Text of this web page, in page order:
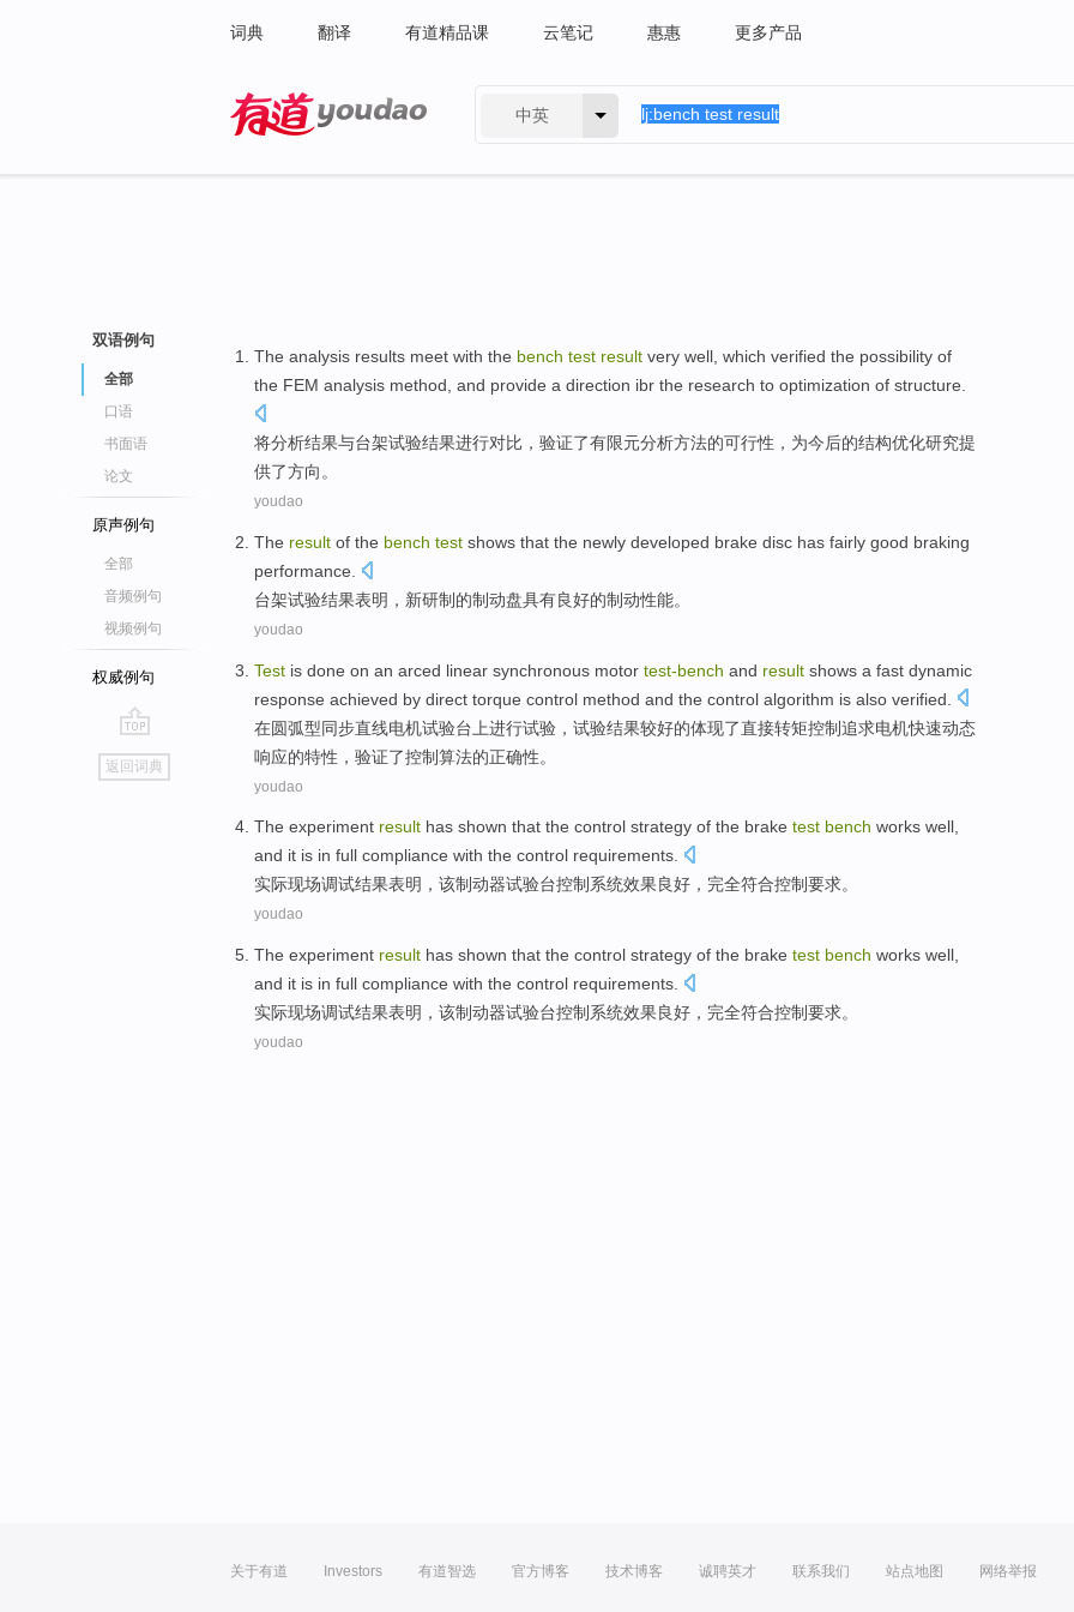
词典 翻译 有道精品课 云笔记 惠惠 更多产品
中英
双语例句
全部
口语
书面语
论文
原声例句
全部
音频例句
视频例句
权威例句
go
top
返回词典
The analysis results meet with the bench test result very well, which verified the possibility of
the FEM analysis method , and provide a direction ibr the research to optimization of structure
将分析结果与台架试验结果进行对比， 验证了有限元分析方法的可行性 ， 为今后的结构优化研究提
供了方向 。
youdao
The result of the bench test shows that the newly developed brake disc has fairly good braking
performance
台架试验结果表明 ， 新研制 的制动盘具有良好的制动性能。
youdao
Test is done on an arced linear synchronous motor test-bench and result shows a fast dynamic
response achieved by direct torque control method and the control algorithm is also verified
在圆弧型同步直线电机试验台上进行试验，试验结果较好的体现了直接转矩控制追求电机快速动态
响应的特性， 验证了控制算法的正确性。
youdao
The experiment result has shown that the control strategy of the brake test bench works well,
and it is in full compliance with the control requirements.
实际现场调试结果表明 ， 该制动器试验台控制 系统效果良好 ， 完全符合控制要求。
youdao
The experiment result has shown that the control strategy of the brake test bench works well
and it is in full compliance with the control requirements.
实际现场调试结果表明 ， 该制动器试验台控制 系统效果良好 ， 完全符合控制要求。
youdao
关于有道 Investors 有道智选 官方博客 技术博客 诚聘英才 联系我们 站点地图 网络举报